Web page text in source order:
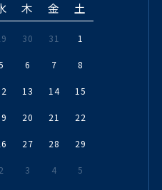
木 金 土
30 31 1
6 7 8
13 14 15
20 21 22
27 28 29
2 3 4 5